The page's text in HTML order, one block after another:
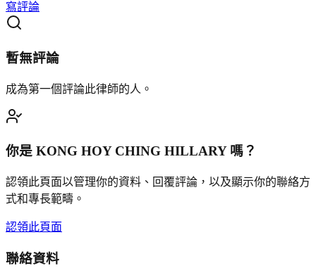
寫評論
暫無評論
成為第一個評論此律師的人。
你是 KONG HOY CHING HILLARY嗎？
認領此頁面以管理你的資料、回覆評論，以及顯示你的聯絡方
式和專長範疇。
認領此頁面
聯絡資料